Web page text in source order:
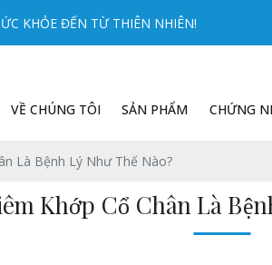
KHỎE ĐẾN TỪ THIÊN NHIÊN!
VỀ CHÚNG TÔI SẢN PHẨM CHỨNG
Là Bệnh Lý Như Thế Nào?
Khớp Cổ Chân Là